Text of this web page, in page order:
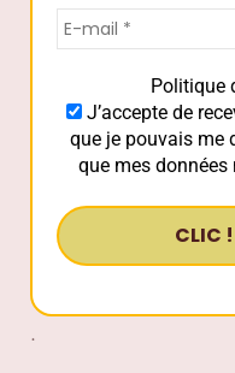
Politique
J’accepte de
que je pouvais me
que mes données
.